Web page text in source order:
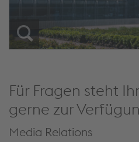
Für Fragen steht
gerne zur
Media Relations